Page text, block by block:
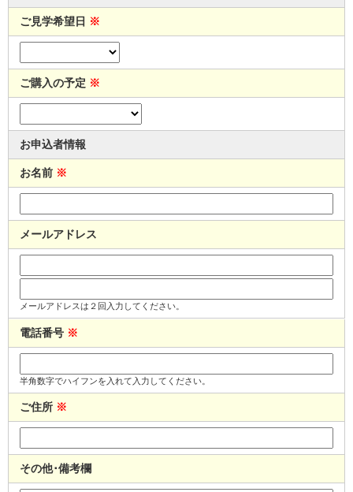
ご見学希望日 ※
ご購入の予定 ※
お申込者情報
お名前 ※
メールアドレス
メールアドレスは２回入力してください。
電話番号 ※
半角数字でハイフンを入れて入力してください。
ご住所 ※
その他･備考欄